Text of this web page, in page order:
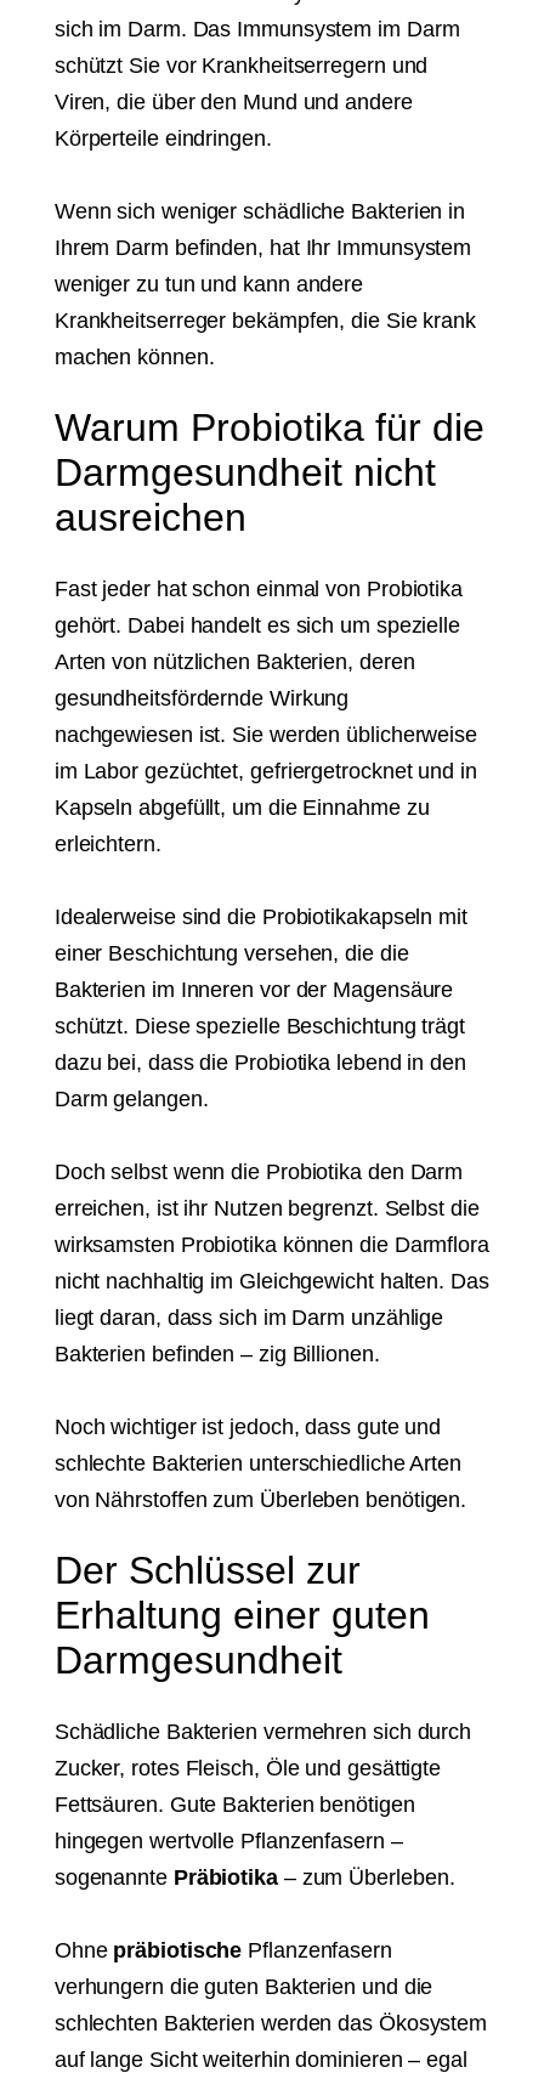
sich im Darm. Das Immunsystem im Darm
schützt Sie vor Krankheitserregern und
Viren, die über den Mund und andere
Körperteile eindringen.
Wenn sich weniger schädliche Bakterien in
Ihrem Darm befinden, hat Ihr Immunsystem
weniger zu tun und kann andere
Krankheitserreger bekämpfen, die Sie krank
machen können.
Warum Probiotika für die
Darmgesundheit nicht
ausreichen
Fast jeder hat schon einmal von Probiotika
gehört. Dabei handelt es sich um spezielle
Arten von nützlichen Bakterien, deren
gesundheitsfördernde Wirkung
nachgewiesen ist. Sie werden üblicherweise
im Labor gezüchtet, gefriergetrocknet und in
Kapseln abgefüllt, um die Einnahme zu
erleichtern.
Idealerweise sind die Probiotikakapseln mit
einer Beschichtung versehen, die die
Bakterien im Inneren vor der Magensäure
schützt. Diese spezielle Beschichtung trägt
dazu bei, dass die Probiotika lebend in den
Darm gelangen.
Doch selbst wenn die Probiotika den Darm
erreichen, ist ihr Nutzen begrenzt. Selbst die
wirksamsten Probiotika können die Darmflora
nicht nachhaltig im Gleichgewicht halten. Das
liegt daran, dass sich im Darm unzählige
Bakterien befinden – zig Billionen.
Noch wichtiger ist jedoch, dass gute und
schlechte Bakterien unterschiedliche Arten
von Nährstoffen zum Überleben benötigen.
Der Schlüssel zur
Erhaltung einer guten
Darmgesundheit
Schädliche Bakterien vermehren sich durch
Zucker, rotes Fleisch, Öle und gesättigte
Fettsäuren. Gute Bakterien benötigen
hingegen wertvolle Pflanzenfasern –
sogenannte Präbiotika – zum Überleben.
Ohne präbiotische Pflanzenfasern
verhungern die guten Bakterien und die
schlechten Bakterien werden das Ökosystem
auf lange Sicht weiterhin dominieren – egal